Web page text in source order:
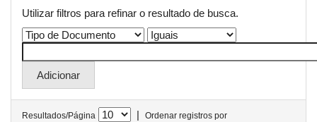
Utilizar filtros para refinar o resultado de busca.
Resultados/Página |
Ordenar registros por